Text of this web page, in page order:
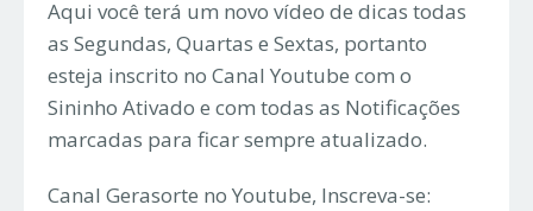
Aqui você terá um novo vídeo de dicas todas
as Segundas, Quartas e Sextas, portanto
esteja inscrito no Canal Youtube com o
Sininho Ativado e com todas as Notificações
marcadas para ficar sempre atualizado.
Canal Gerasorte no Youtube, Inscreva-se: